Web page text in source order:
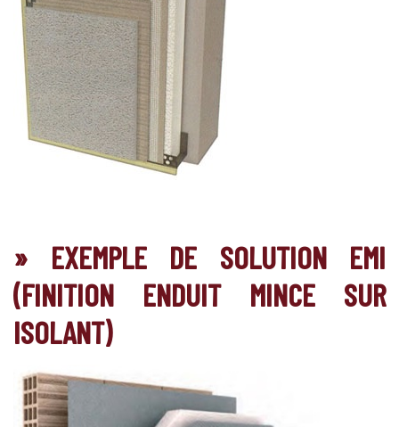
» EXEMPLE DE SOLUTION EMI
(FINITION ENDUIT MINCE SUR
ISOLANT)